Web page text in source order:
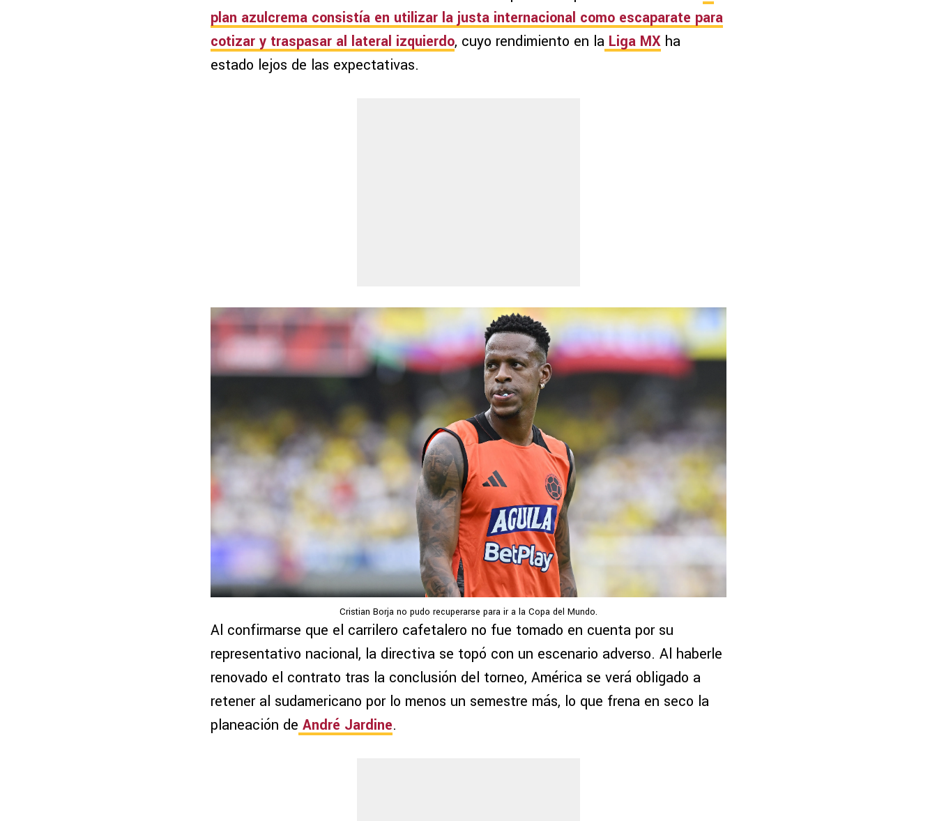
plan azulcrema consistía en utilizar la justa internacional como escaparate para
cotizar y traspasar al lateral izquierdo, cuyo rendimiento en la Liga MX ha
estado lejos de las expectativas.
Cristian Borja no pudo recuperarse para ir a la Copa del Mundo.
Al confirmarse que el carrilero cafetalero no fue tomado en cuenta por su
representativo nacional, la directiva se topó con un escenario adverso. Al haberle
renovado el contrato tras la conclusión del torneo, América se verá obligado a
retener al sudamericano por lo menos un semestre más, lo que frena en seco la
planeación de André Jardine.